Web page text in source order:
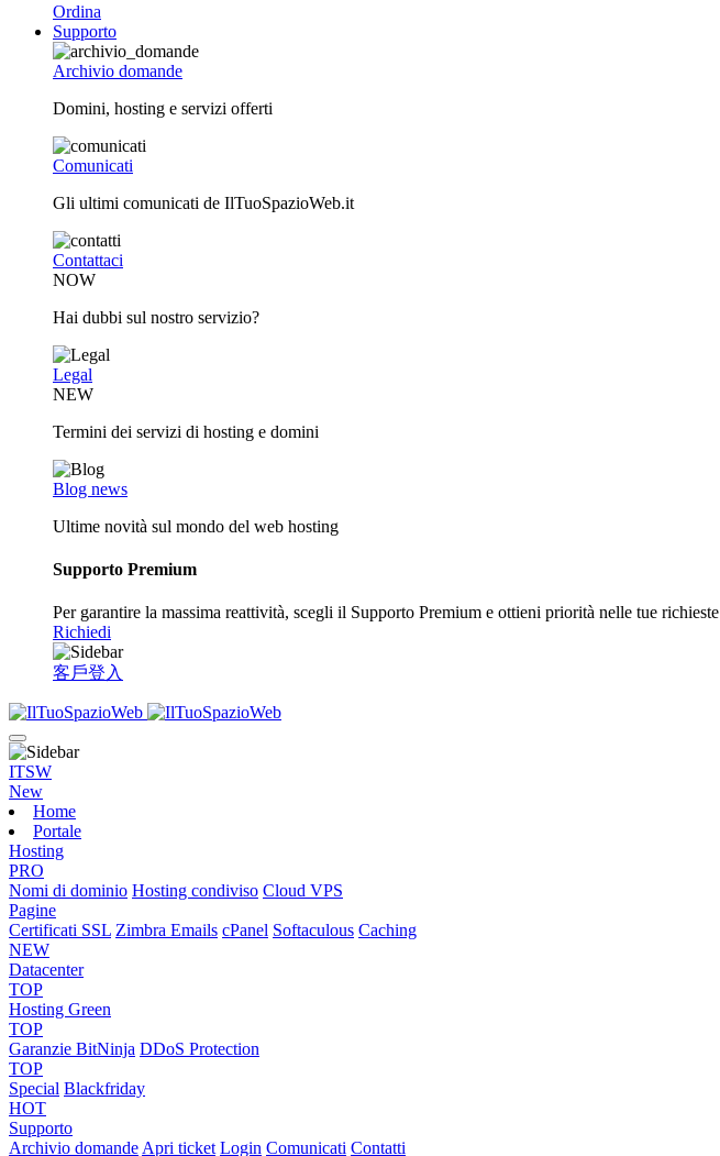
Ordina
Supporto
Archivio domande
Domini, hosting e servizi offerti
Comunicati
Gli ultimi comunicati de IlTuoSpazioWeb.it
Contattaci
NOW
Hai dubbi sul nostro servizio?
Legal
NEW
Termini dei servizi di hosting e domini
Blog news
Ultime novità sul mondo del web hosting
Supporto Premium
Per garantire la massima reattività, scegli il Supporto Premium e ottieni priorità nelle tue richieste
Richiedi
客戶登入
ITSW
New
Home
Portale
Hosting
PRO
Nomi di dominio Hosting condiviso Cloud VPS
Pagine
Certificati SSL Zimbra Emails cPanel Softaculous Caching
NEW
Datacenter
TOP
Hosting Green
TOP
Garanzie BitNinja DDoS Protection
TOP
Special Blackfriday
HOT
Supporto
Archivio domandeApri ticket Login Comunicati Contatti